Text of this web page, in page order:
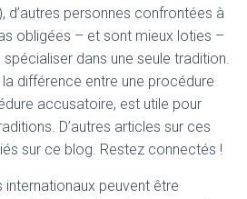
d’autres personnes confrontées à
obligées – et sont mieux loties –
dans une seule tradition.
différence entre une procédure
accusatoire, est utile pour
D’autres articles sur ces
sur ce blog. Restez connectés !
peuvent être